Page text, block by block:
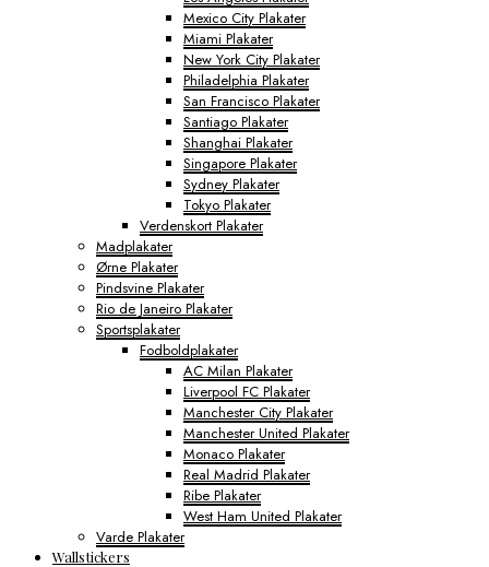
Mexico City Plakater
Miami Plakater
New York City Plakater
Philadelphia Plakater
San Francisco Plakater
Santiago Plakater
Shanghai Plakater
Singapore Plakater
Sydney Plakater
Tokyo Plakater
Verdenskort Plakater
Madplakater
Ørne Plakater
Pindsvine Plakater
Rio de Janeiro Plakater
Sportsplakater
Fodboldplakater
AC Milan Plakater
Liverpool FC Plakater
Manchester City Plakater
Manchester United Plakater
Monaco Plakater
Real Madrid Plakater
Ribe Plakater
West Ham United Plakater
Varde Plakater
Wallstickers